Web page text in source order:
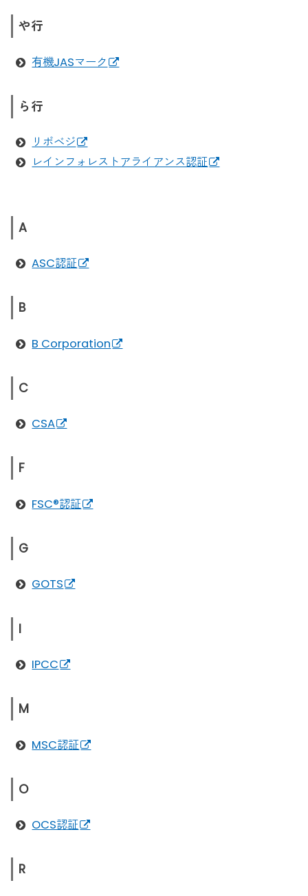
や行
有機JASマーク
ら行
リボベジ
レインフォレストアライアンス認証
A
ASC認証
B
B Corporation
C
CSA
F
FSC®認証
G
GOTS
I
IPCC
M
MSC認証
O
OCS認証
R